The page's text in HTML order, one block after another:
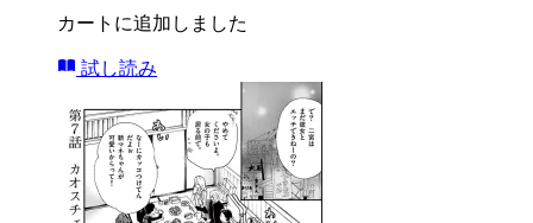
カートに追加しました
試し読み